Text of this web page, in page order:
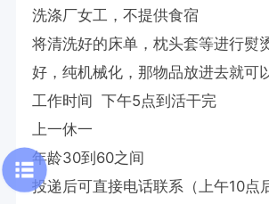
洗涤厂女工，不提供食宿
将清洗好的床单，枕头套等进行熨
好，纯机械化，那物品放进去就可
工作时间  下午5点到活干完
上一休一
年龄30到60之间
投递后可直接电话联系（上午10点